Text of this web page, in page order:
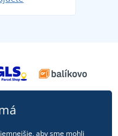
aby sme mohli